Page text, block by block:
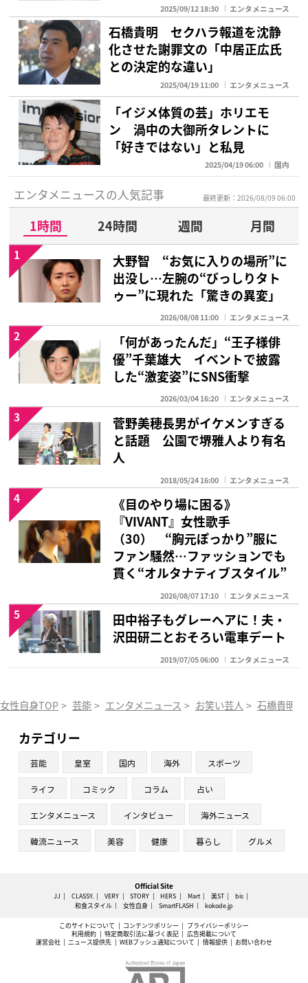
2025/09/12 18:30 エンタメニュース
石橋貴明 セクハラ報道を沈静
化させた謝罪文の「中居正広氏
との決定的な違い」
2025/04/19 11:00 エンタメニュース
「イジメ体質の芸」ホリエモ
ン 渦中の大御所タレントに
「好きではない」と私見
2025/04/19 06:00 国内
エンタメニュースの人気記事 最終更新：2026/08/09 06:00
1時間 24時間 週間
月間
大野智 “お気に入りの場所”に
出没し…左腕の“びっしりタト
ゥー”に現れた「驚きの異変」
2026/08/08 11:00 エンタメニュース
1
「何があったんだ」“王子様俳
優”千葉雄大 イベントで披露
した“激変姿”にSNS衝撃
2026/03/04 16:20 エンタメニュース
2
菅野美穂長男がイケメンすぎる
と話題 公園で堺雅人より有名
人
2018/05/24 16:00 エンタメニュース
3
《目のやり場に困る》
『VIVANT』女性歌手
（30） “胸元ぽっかり”服に
ファン騒然…ファッションでも
貫く“オルタナティブスタイル”
2026/08/07 17:10 エンタメニュース
4
田中裕子もグレーヘアに！夫・
沢田研二とおそろい電車デート
2019/07/05 06:00 エンタメニュース
5
女性自身TOP > 芸能 > エンタメニュース > お笑い芸人 > 石橋貴明
カテゴリー
芸能 皇室 国内 海外 スポーツ
ライフ コミック コラム 占い
エンタメニュース インタビュー 海外ニュース
韓流ニュース 美容 健康 暮らし グルメ
Official Site
JJ CLASSY. VERY STORY HERS Mart 美ST
bis
和食スタイル
女性自身 SmartFLASH kokode.jp
このサイトについて コンテンツポリシー
プライバシーポリシー
利用規約
特定商取引法に基づく表記
広告掲載について
運営会社
ニュース提供先 WEBプッシュ通知について 情報提供 お問い合わせ